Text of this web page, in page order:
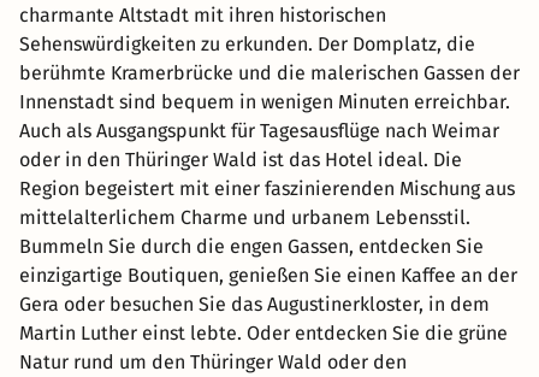
charmante Altstadt mit ihren historischen
Sehenswürdigkeiten zu erkunden. Der Domplatz, die
berühmte Kramerbrücke und die malerischen Gassen der
Innenstadt sind bequem in wenigen Minuten erreichbar.
Auch als Ausgangspunkt für Tagesausflüge nach Weimar
oder in den Thüringer Wald ist das Hotel ideal. Die
Region begeistert mit einer faszinierenden Mischung aus
mittelalterlichem Charme und urbanem Lebensstil.
Bummeln Sie durch die engen Gassen, entdecken Sie
einzigartige Boutiquen, genießen Sie einen Kaffee an der
Gera oder besuchen Sie das Augustinerkloster, in dem
Martin Luther einst lebte. Oder entdecken Sie die grüne
Natur rund um den Thüringer Wald oder den